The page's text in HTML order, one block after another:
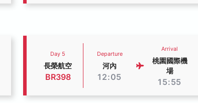
Day 5
長榮航空
BR398
Departure
河內
12:05
Arrival
桃園國際機
場
15:55